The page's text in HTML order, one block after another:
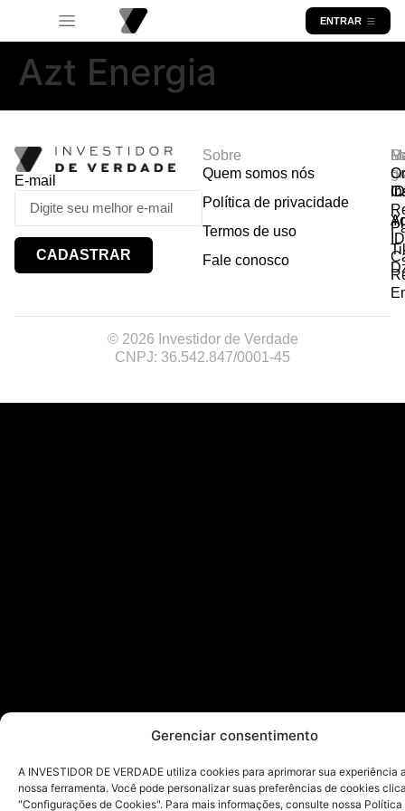
Gerenciar consentimento
A INVESTIDOR DE VERDADE utiliza cookies para aprimorar sua experiência
nossa ferramenta. Você pode personalizar suas preferências de cookies
"Configurações de Cookies". Para mais informações, consulte nossa Política
ENTRAR
Azt Energia
E-mail
CADASTRAR
Sobre
Quem somos nós
Política de privacidade
Termos de uso
Fale conosco
© 2026 Investidor de Verdade
CNPJ: 36.542.847/0001-45